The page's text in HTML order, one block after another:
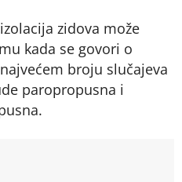
zidova može
kada se govori o
broju slučajeva
paropropusna i